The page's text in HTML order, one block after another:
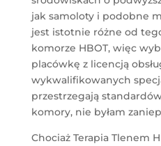
jak samoloty i podobne
jest istotnie różne od
komorze HBOT, więc
placówkę z licencją
wykwalifikowanych
przestrzegają
komory, nie byłam
Chociaż Terapia Tlenem